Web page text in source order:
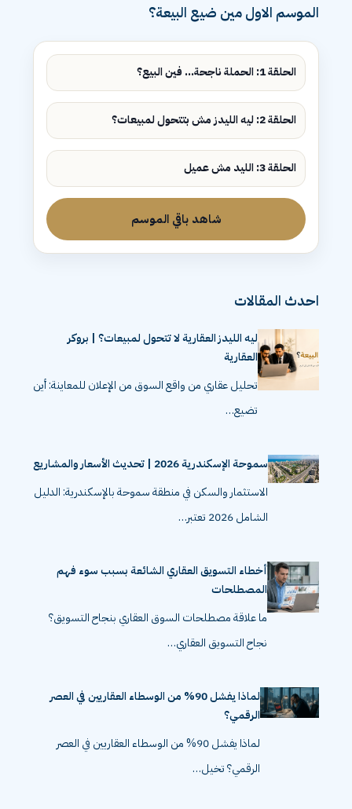
الموسم الاول مين ضيع البيعة؟
الحلقة 1: الحملة ناجحة... فين البيع؟
الحلقة 2: ليه الليدز مش بتتحول لمبيعات؟
الحلقة 3: الليد مش عميل
شاهد باقي الموسم
احدث المقالات
ليه الليدز العقارية لا تتحول لمبيعات؟ | بروكر
العقارية
تحليل عقاري من واقع السوق من الإعلان للمعاينة: أين
تضيع…
سموحة الإسكندرية 2026 | تحديث الأسعار والمشاريع
الاستثمار والسكن في منطقة سموحة بالإسكندرية: الدليل
الشامل 2026 تعتبر…
أخطاء التسويق العقاري الشائعة بسبب سوء فهم
المصطلحات
ما علاقة مصطلحات السوق العقاري بنجاح التسويق؟
نجاح التسويق العقاري…
لماذا يفشل 90% من الوسطاء العقاريين في العصر
الرقمي؟
لماذا يفشل 90% من الوسطاء العقاريين في العصر
الرقمي؟ تخيل…